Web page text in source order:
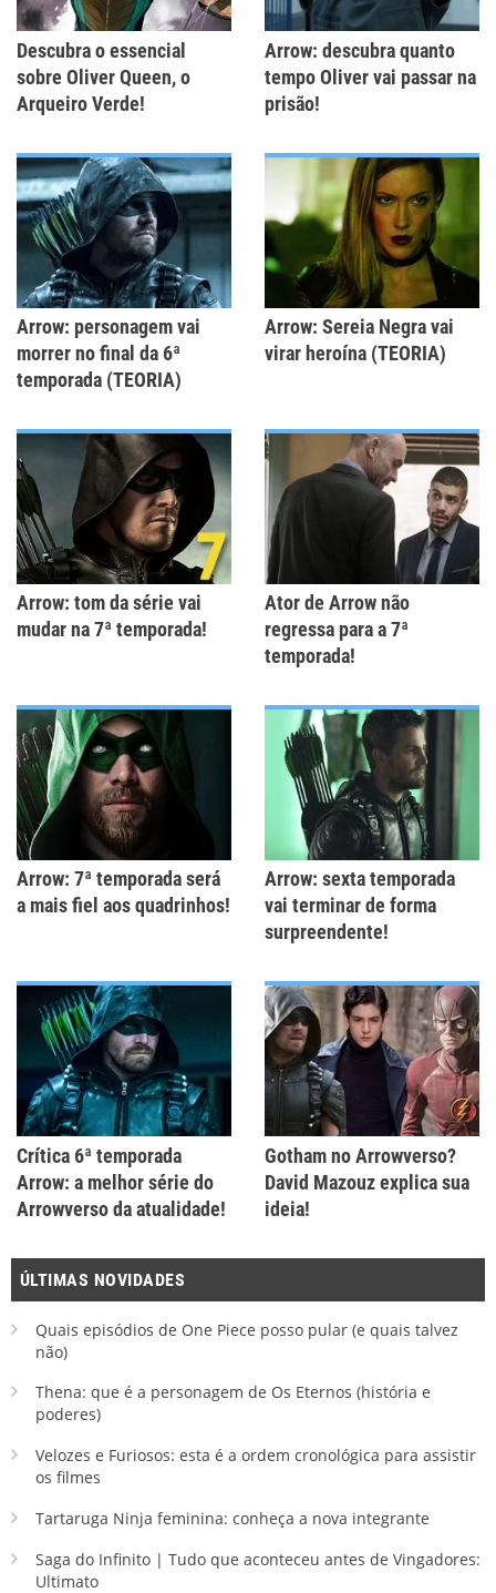
Descubra o essencial
sobre Oliver Queen, o
Arqueiro Verde!
Arrow: descubra quanto
tempo Oliver vai passar na
prisão!
Arrow: personagem vai
morrer no final da 6ª
temporada (TEORIA)
Arrow: Sereia Negra vai
virar heroína (TEORIA)
Arrow: tom da série vai
mudar na 7ª temporada!
Ator de Arrow não
regressa para a 7ª
temporada!
Arrow: 7ª temporada será
a mais fiel aos quadrinhos!
Arrow: sexta temporada
vai terminar de forma
surpreendente!
Crítica 6ª temporada
Arrow: a melhor série do
Arrowverso da atualidade!
Gotham no Arrowverso?
David Mazouz explica sua
ideia!
ÚLTIMAS NOVIDADES
Quais episódios de One Piece posso pular (e quais talvez
não)
Thena: que é a personagem de Os Eternos (história e
poderes)
Velozes e Furiosos: esta é a ordem cronológica para assistir
os filmes
Tartaruga Ninja feminina: conheça a nova integrante
Saga do Infinito | Tudo que aconteceu antes de Vingadores:
Ultimato